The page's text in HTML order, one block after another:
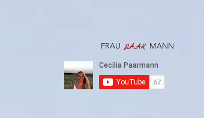
FRAU PAAR MANN